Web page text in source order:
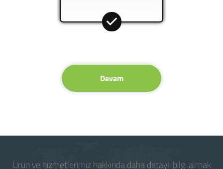
Devam
Ürün ve hizmetlerimiz hakkında daha detaylı bilgi almak